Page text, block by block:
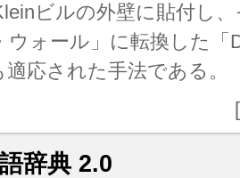
ビルの外壁に貼付し
ウォール」に転換した「
応された手法である。
辞典 2.0